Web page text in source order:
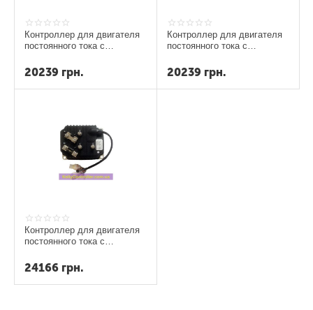
Контроллер для двигателя
постоянного тока с
полного моста KPM4850...
20239 грн.
Контроллер для двигателя
постоянного тока с
полного моста KPM7240...
20239 грн.
Контроллер для двигателя
постоянного тока с
полного моста KPM7250...
24166 грн.